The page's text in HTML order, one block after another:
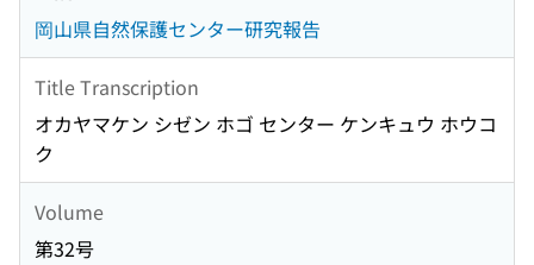
岡山県自然保護センター研究報告
Title Transcription
オカヤマケン シゼン ホゴ センター ケンキュウ ホウコ
ク
Volume
第32号